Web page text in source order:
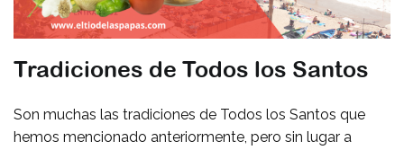
Tradiciones de Todos los Santos
Son muchas las tradiciones de Todos los Santos que
hemos mencionado anteriormente, pero sin lugar a